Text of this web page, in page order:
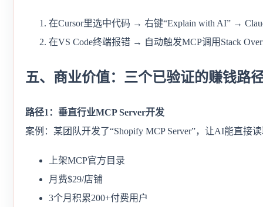
在Cursor里选中代码 → 右键“Explain with AI” →
在VS Code终端报错 → 自动触发MCP调用Stack
五、商业价值：三个已验证的赚钱路
路径1：垂直行业MCP Server开发
案例：某团队开发了“Shopify MCP Server”，让AI能直接
上架MCP官方目录
月费$29/店铺
3个月积累200+付费用户